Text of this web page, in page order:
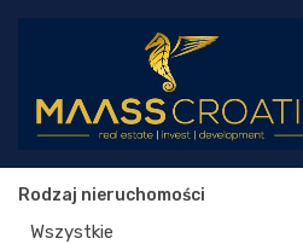
Rodzaj nieruchomości
Wszystkie